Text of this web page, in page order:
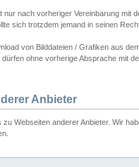
nur nach vorheriger Vereinbarung mit
sich trotzdem jemand in seinen
von Bilddateien / Grafiken aus
ohne vorherige Absprache mit
Anbieter
Webseiten anderer Anbieter. Wir